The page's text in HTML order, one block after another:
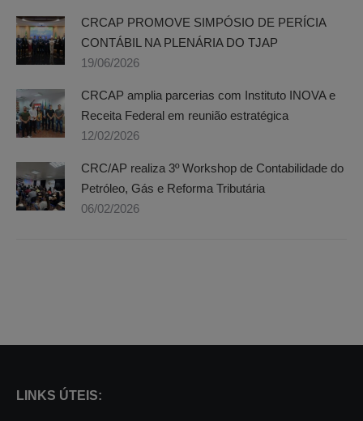
CRCAP PROMOVE SIMPÓSIO DE PERÍCIA
CONTÁBIL NA PLENÁRIA DO TJAP
19/06/2026
CRCAP amplia parcerias com Instituto INOVA e
Receita Federal em reunião estratégica
12/02/2026
CRC/AP realiza 3º Workshop de Contabilidade do
Petróleo, Gás e Reforma Tributária
06/02/2026
LINKS ÚTEIS: